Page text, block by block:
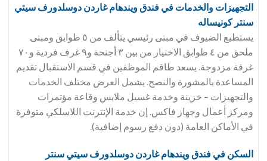
التجهيزات والخدمات في فندق ويندهام غاردن دوسلدورف سيتي
سنتر كونيساله
يستطيع الضيوف في مبنى رئيسي يتألف من ٥ طوابق ومبنى
ملحق من ٤ طوابق الاختيار من بين ٣ أجنحة و٩ غرف فردية و٧٠
غرفة مزدوجة. يسعد طاقم الموظفين في قسم الاستقبال تقديم
المساعدة بالمشورة والنصح. يشمل العرض مختلف الخدمات
والتجهيزات – خزينة وخدمة غسيل ملابس وقاعة مؤتمرات
ومركز أعمال وجهاز فاكس. إن خدمة الإنترنت اللاسلكي متوفرة
في الأماكن العامة (دون دفع رسوم إضافية).
السكن في فندق ويندهام غاردن دوسلدورف سيتي سنتر